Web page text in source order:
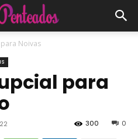
Noivas
para
0
300